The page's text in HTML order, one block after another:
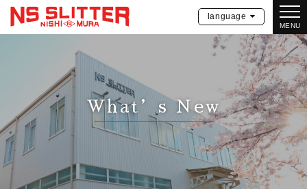
MENU
language
What’s New